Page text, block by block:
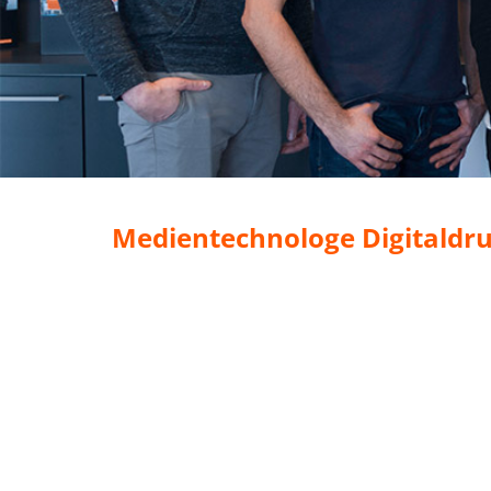
Medientechnologe